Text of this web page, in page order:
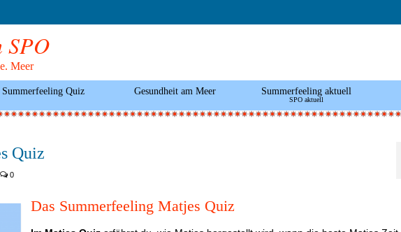
SPO
Meer
Summerfeeling Quiz Gesundheit am Meer Summerfeeling aktuell
SPO aktuell
Quiz
0
Das Summerfeeling Matjes Quiz